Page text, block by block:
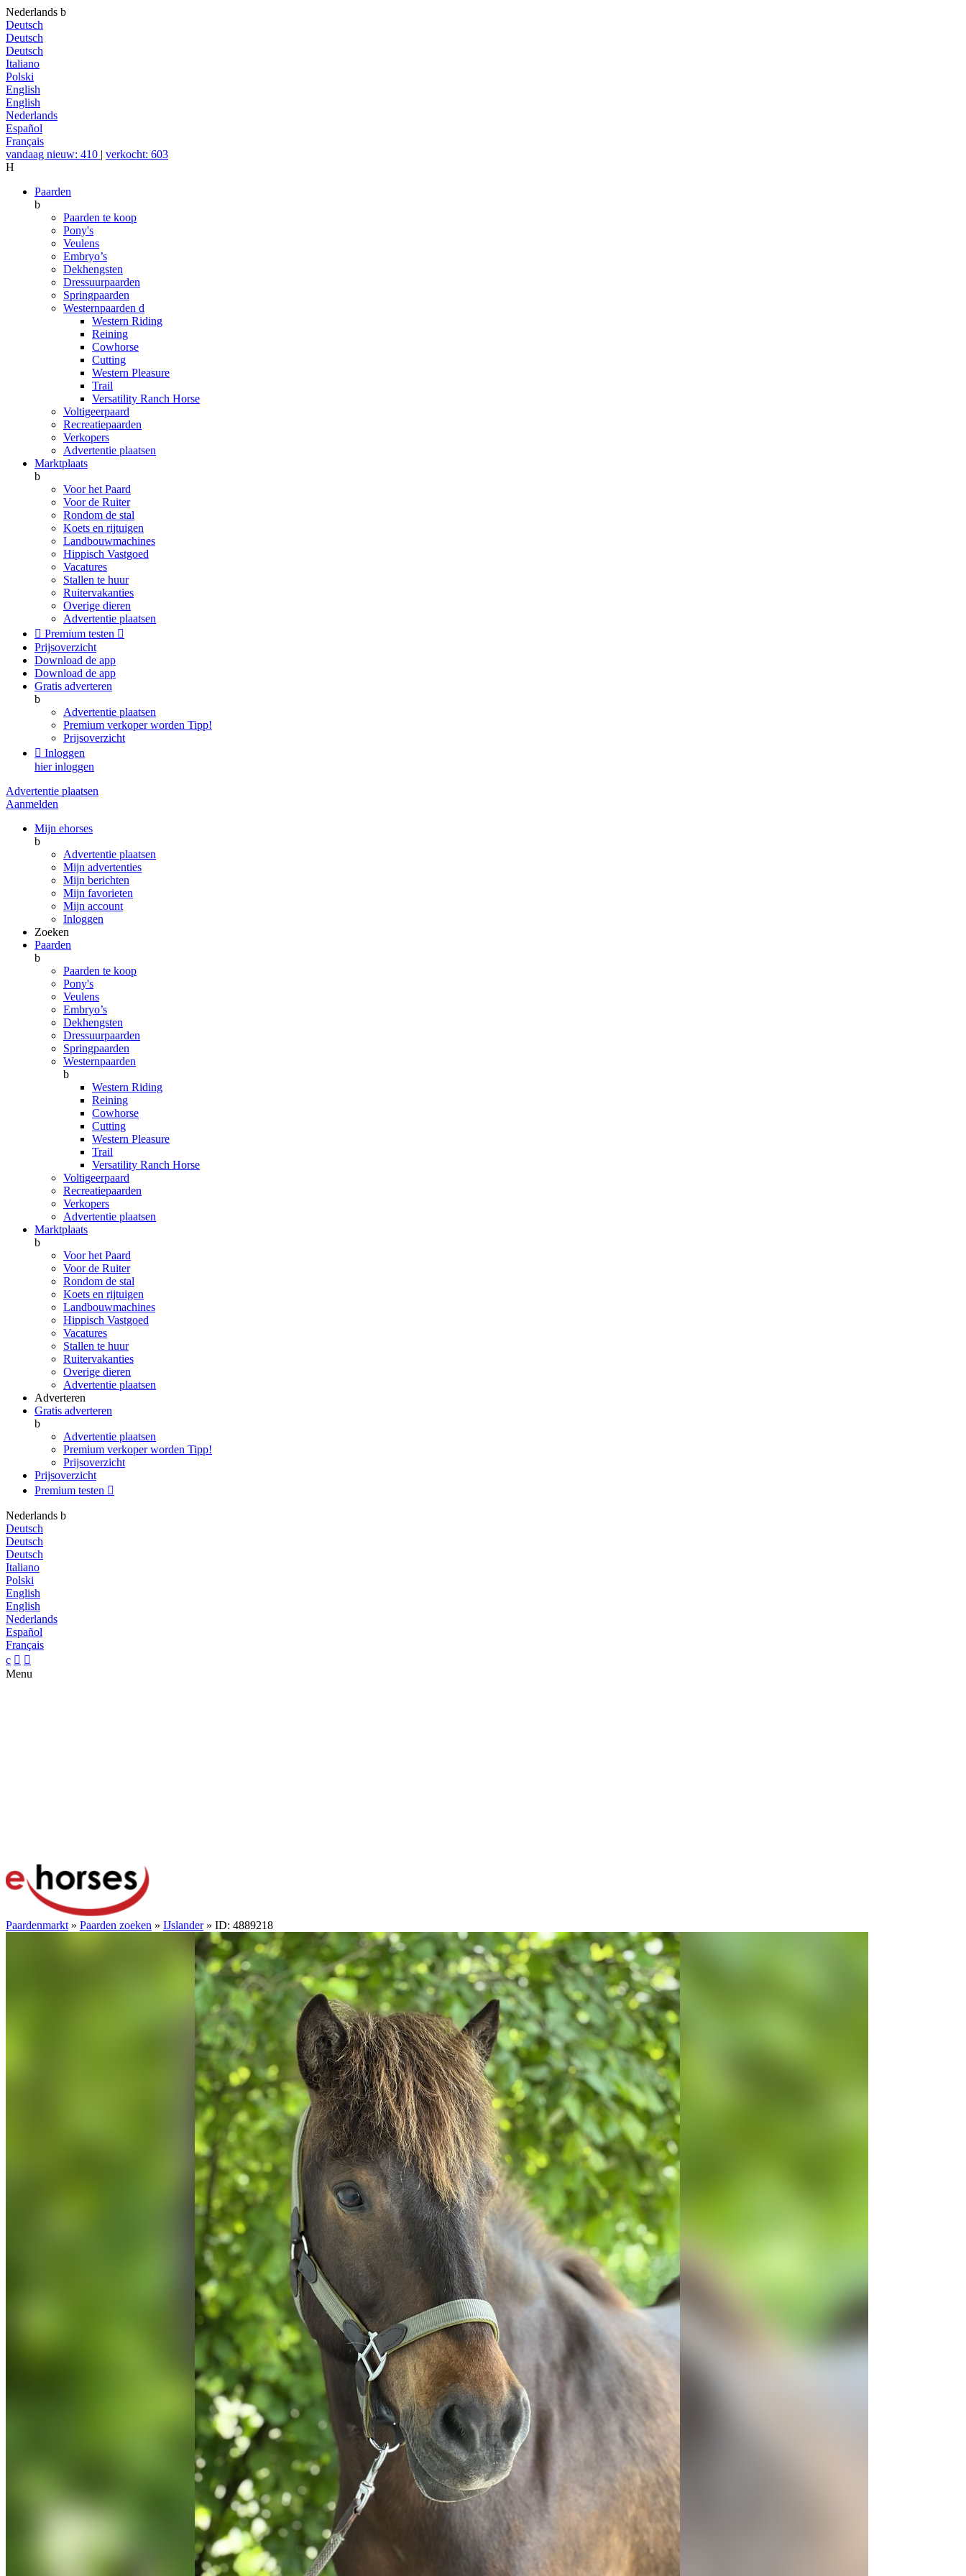
Nederlands b
Deutsch
Deutsch
Deutsch
Italiano
Polski
English
English
Nederlands
Español
Français
vandaag nieuw: 410 | verkocht: 603
H
Paarden
b
Paarden te koop
Pony's
Veulens
Embryo’s
Dekhengsten
Dressuurpaarden
Springpaarden
Westernpaarden d
Western Riding
Reining
Cowhorse
Cutting
Western Pleasure
Trail
Versatility Ranch Horse
Voltigeerpaard
Recreatiepaarden
Verkopers
Advertentie plaatsen
Marktplaats
b
Voor het Paard
Voor de Ruiter
Rondom de stal
Koets en rijtuigen
Landbouwmachines
Hippisch Vastgoed
Vacatures
Stallen te huur
Ruitervakanties
Overige dieren
Advertentie plaatsen
 Premium testen 
Prijsoverzicht
Download de app
Download de app
Gratis adverteren
b
Advertentie plaatsen
Premium verkoper worden Tipp!
Prijsoverzicht
 Inloggen
hier inloggen
Advertentie plaatsen
Aanmelden
Mijn ehorses
b
Advertentie plaatsen
Mijn advertenties
Mijn berichten
Mijn favorieten
Mijn account
Inloggen
Zoeken
Paarden
b
Paarden te koop
Pony's
Veulens
Embryo’s
Dekhengsten
Dressuurpaarden
Springpaarden
Westernpaarden
b
Western Riding
Reining
Cowhorse
Cutting
Western Pleasure
Trail
Versatility Ranch Horse
Voltigeerpaard
Recreatiepaarden
Verkopers
Advertentie plaatsen
Marktplaats
b
Voor het Paard
Voor de Ruiter
Rondom de stal
Koets en rijtuigen
Landbouwmachines
Hippisch Vastgoed
Vacatures
Stallen te huur
Ruitervakanties
Overige dieren
Advertentie plaatsen
Adverteren
Gratis adverteren
b
Advertentie plaatsen
Premium verkoper worden Tipp!
Prijsoverzicht
Prijsoverzicht
Premium testen 
Nederlands b
Deutsch
Deutsch
Deutsch
Italiano
Polski
English
English
Nederlands
Español
Français
c  
Menu
Paardenmarkt » Paarden zoeken » IJslander» ID: 4889218